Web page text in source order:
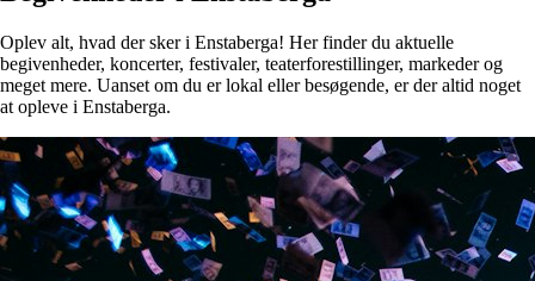
Oplev alt, hvad der sker i Enstaberga! Her finder du aktuelle
begivenheder, koncerter, festivaler, teaterforestillinger, markeder og
meget mere. Uanset om du er lokal eller besøgende, er der altid noget
at opleve i Enstaberga.